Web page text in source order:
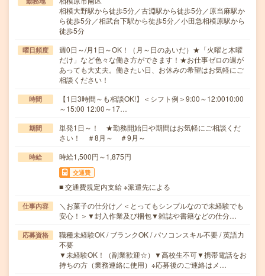
相模大野駅から徒歩5分／古淵駅から徒歩5分／原当麻駅か
ら徒歩5分／相武台下駅から徒歩5分／小田急相模原駅から
徒歩5分
曜日頻度
週0日～/月1日～OK！（月～日のあいだ）★「火曜と木曜
だけ」など色々な働き方ができます！★お仕事ゼロの週が
あっても大丈夫。働きたい日、お休みの希望はお気軽にご
相談ください！
時間
【1日3時間～も相談OK!】＜シフト例＞9:00～12:0010:00
～15:00 12:00～17…
期間
単発1日～！ ★勤務開始日や期間はお気軽にご相談くだ
さい！ ＃8月～ ＃9月～
時給 時給1,500円～1,875円
交通費
■ 交通費規定内支給 ※派遣先による
仕事内容
＼お菓子の仕分け／＜とってもシンプルなので未経験でも
安心！＞▼封入作業及び梱包▼雑誌や書籍などの仕分…
応募資格
職種未経験OK / ブランクOK / パソコンスキル不要 / 英語力
不要
▼未経験OK！（副業歓迎☆）▼高校生不可▼携帯電話をお
持ちの方（業務連絡に使用）※応募後のご連絡はメ…